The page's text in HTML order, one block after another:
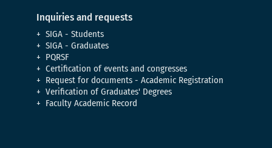
Inquiries and requests
SIGA - Students
SIGA - Graduates
PQRSF
Certification of events and congresses
Request for documents - Academic Registration
Verification of Graduates' Degrees
Faculty Academic Record